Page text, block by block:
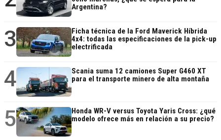
Argentina?
3
Ficha técnica de la Ford Maverick Híbrida
4x4: todas las especificaciones de la pick-up
electrificada
4
Scania suma 12 camiones Super G460 XT
para el transporte minero de alta montaña
5
Honda WR-V versus Toyota Yaris Cross: ¿qué
modelo ofrece más en relación a su precio?